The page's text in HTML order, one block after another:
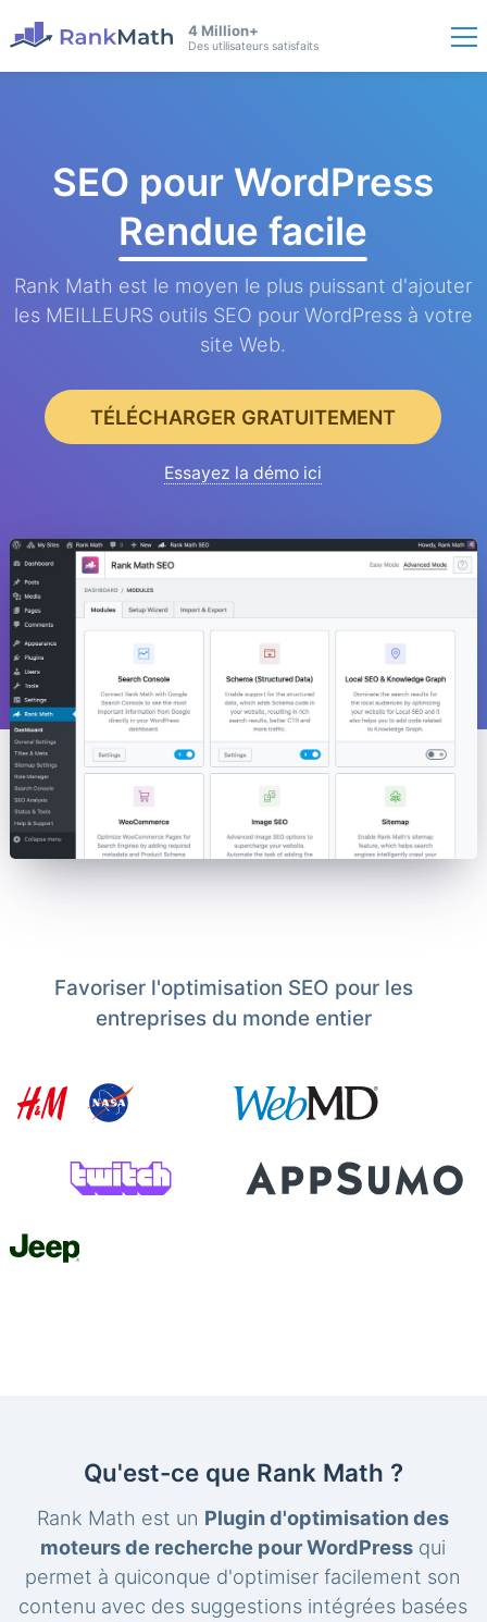
4 Million+
Des utilisateurs satisfaits
SEO pour WordPress
Rendue facile
Rank Math est le moyen le plus puissant d'ajouter
les MEILLEURS outils SEO pour WordPress à votre
site Web.
TÉLÉCHARGER GRATUITEMENT
Essayez la démo ici
Favoriser l'optimisation SEO pour les
entreprises du monde entier
Qu'est-ce que Rank Math ?
Rank Math est un Plugin d'optimisation des
moteurs de recherche pour WordPress qui
permet à quiconque d'optimiser facilement son
contenu avec des suggestions intégrées basées